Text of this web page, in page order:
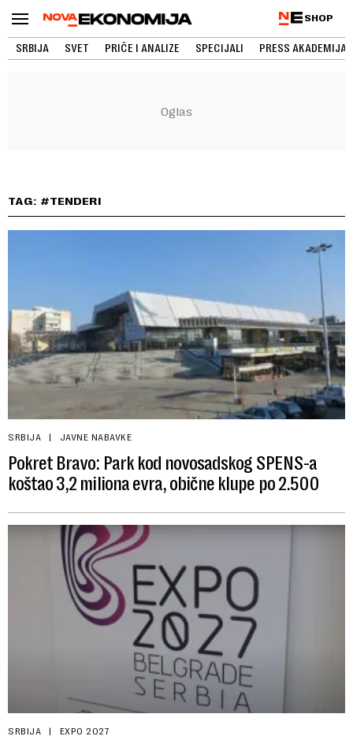
SHOP
SRBIJA SVET PRIČE I ANALIZE SPECIJALI PRESS AKADEMIJA
TAG: #TENDERI
SRBIJA JAVNE NABAVKE
Pokret Bravo: Park kod novosadskog SPENS-a
koštao 3,2 miliona evra, obične klupe po 2.500
SRBIJA EXPO 2027